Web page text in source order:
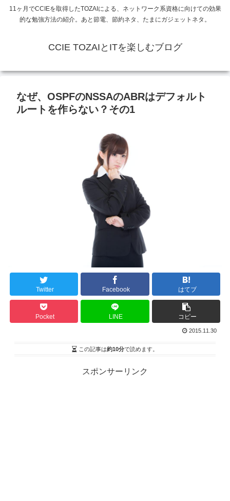
11ヶ月でCCIEを取得したTOZAIによる、ネットワーク系資格に向けての効果
的な勉強方法の紹介。あと節電、節約ネタ、たまにガジェットネタ。
CCIE TOZAIとITを楽しむブログ
なぜ、OSPFのNSSAのABRはデフォルト
ルートを作らない？その1
Twitter Facebook はてブ
Pocket LINE コピー
2015.11.30
この記事は約10分で読めます。
スポンサーリンク